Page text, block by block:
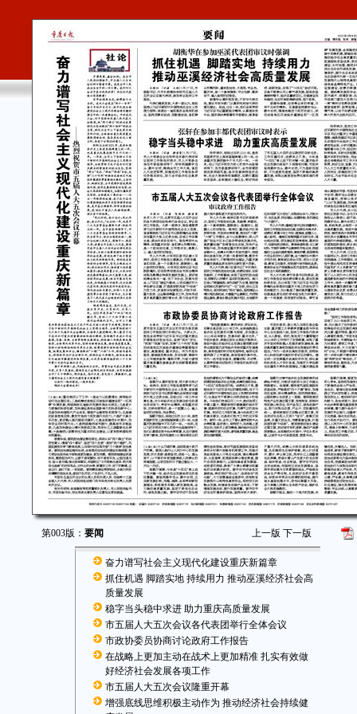
第003版： 要闻 上一版 下一版
奋力谱写社会主义现代化建设重庆新篇章
抓住机遇 脚踏实地 持续用力 推动巫溪经济社会高
质量发展
稳字当头稳中求进 助力重庆高质量发展
市五届人大五次会议各代表团举行全体会议
市政协委员协商讨论政府工作报告
在战略上更加主动在战术上更加精准 扎实有效做
好经济社会发展各项工作
市五届人大五次会议隆重开幕
增强底线思维积极主动作为 推动经济社会持续健